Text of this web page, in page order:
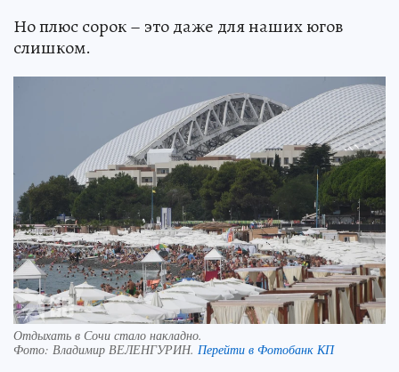
Но плюс сорок – это даже для наших югов
слишком.
Отдыхать в Сочи стало накладно.
Фото: Владимир ВЕЛЕНГУРИН. Перейти в Фотобанк КП